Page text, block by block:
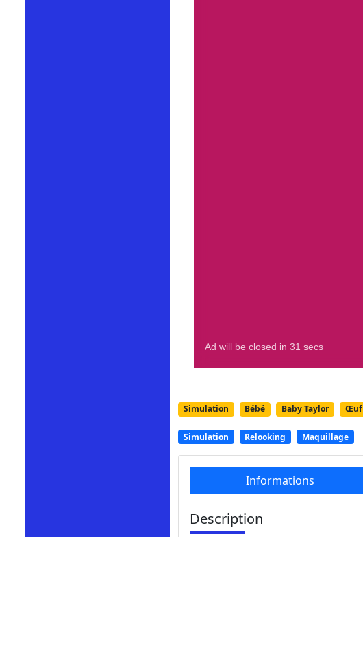
Simulation Bébé Baby Taylor Œuf
Simulation Relooking Maquillage
Informations
Description